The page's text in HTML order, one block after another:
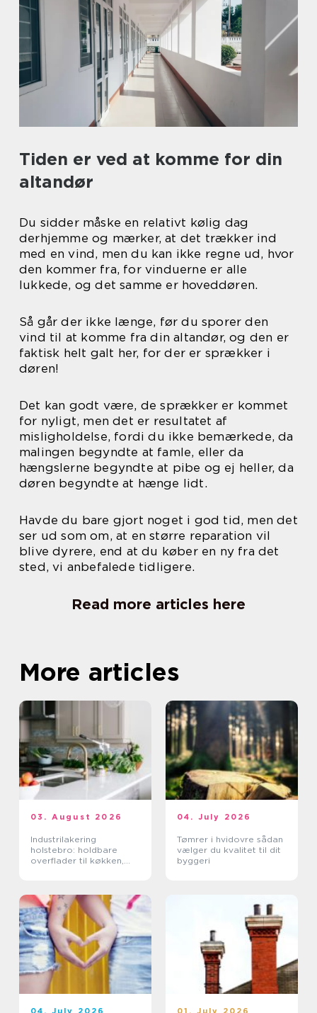
Tiden er ved at komme for din
altandør
Du sidder måske en relativt kølig dag
derhjemme og mærker, at det trækker ind
med en vind, men du kan ikke regne ud, hvor
den kommer fra, for vinduerne er alle
lukkede, og det samme er hoveddøren.
Så går der ikke længe, før du sporer den
vind til at komme fra din altandør, og den er
faktisk helt galt her, for der er sprækker i
døren!
Det kan godt være, de sprækker er kommet
for nyligt, men det er resultatet af
misligholdelse, fordi du ikke bemærkede, da
malingen begyndte at famle, eller da
hængslerne begyndte at pibe og ej heller, da
døren begyndte at hænge lidt.
Havde du bare gjort noget i god tid, men det
ser ud som om, at en større reparation vil
blive dyrere, end at du køber en ny fra det
sted, vi anbefalede tidligere.
Read more articles here
More articles
03. August 2026
Industrilakering
holstebro: holdbare
overflader til køkken,
04. July 2026
Tømrer i hvidovre sådan
vælger du kvalitet til dit
byggeri